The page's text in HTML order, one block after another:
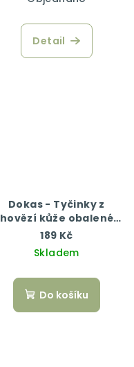
Detail
Dokas - Tyčinky z
hovězí kůže obalené
kuřecím 200 g
189 Kč
Skladem
Do košíku